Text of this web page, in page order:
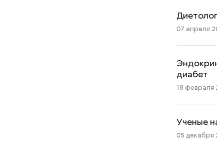
07 апреля
диабет
18 февраля
Ученые
05 декабря